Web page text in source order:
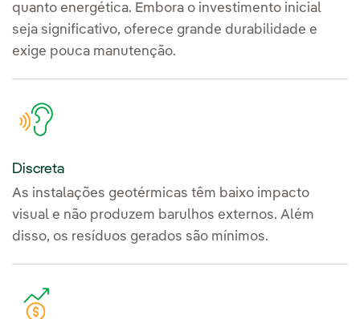
quanto energética. Embora o investimento inicial
seja significativo, oferece grande durabilidade e
exige pouca manutenção.
Discreta
As instalações geotérmicas têm baixo impacto
visual e não produzem barulhos externos. Além
disso, os resíduos gerados são mínimos.